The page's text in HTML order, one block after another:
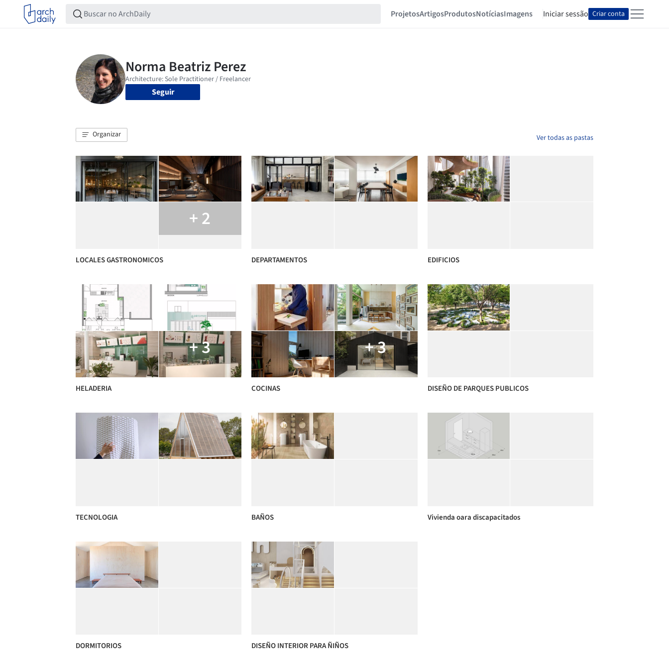
ProjetosArtigosProdutosNotíciasImagens Iniciar sessão Criar conta
Seguir
Organizar Ver todas as pastas
+ 2
LOCALES GASTRONOMICOS DEPARTAMENTOS EDIFICIOS
+ 3
HELADERIA
+ 3
COCINAS DISEÑO DE PARQUES PUBLICOS
TECNOLOGIA BAÑOS Vivienda oara discapacitados
DORMITORIOS DISEÑO INTERIOR PARA ÑIÑOS